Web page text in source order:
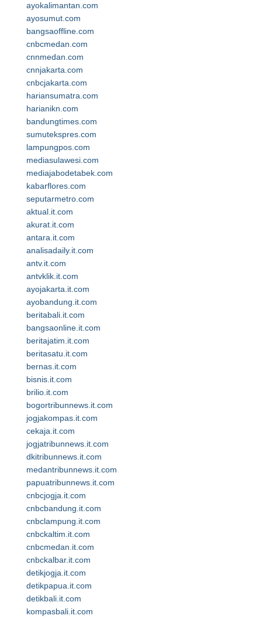
ayokalimantan.com
ayosumut.com
bangsaoffline.com
cnbcmedan.com
cnnmedan.com
cnnjakarta.com
cnbcjakarta.com
hariansumatra.com
harianikn.com
bandungtimes.com
sumutekspres.com
lampungpos.com
mediasulawesi.com
mediajabodetabek.com
kabarflores.com
seputarmetro.com
aktual.it.com
akurat.it.com
antara.it.com
analisadaily.it.com
antv.it.com
antvklik.it.com
ayojakarta.it.com
ayobandung.it.com
beritabali.it.com
bangsaonline.it.com
beritajatim.it.com
beritasatu.it.com
bernas.it.com
bisnis.it.com
brilio.it.com
bogortribunnews.it.com
jogjakompas.it.com
cekaja.it.com
jogjatribunnews.it.com
dkitribunnews.it.com
medantribunnews.it.com
papuatribunnews.it.com
cnbcjogja.it.com
cnbcbandung.it.com
cnbclampung.it.com
cnbckaltim.it.com
cnbcmedan.it.com
cnbckalbar.it.com
detikjogja.it.com
detikpapua.it.com
detikbali.it.com
kompasbali.it.com